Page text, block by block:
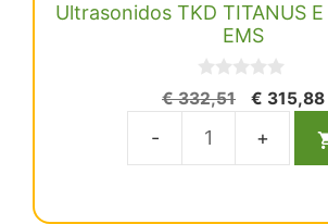
Ultrasonidos TKD TITANUS
EMS
0
d
5
€332,51
El
original
era:
€ 315,88El